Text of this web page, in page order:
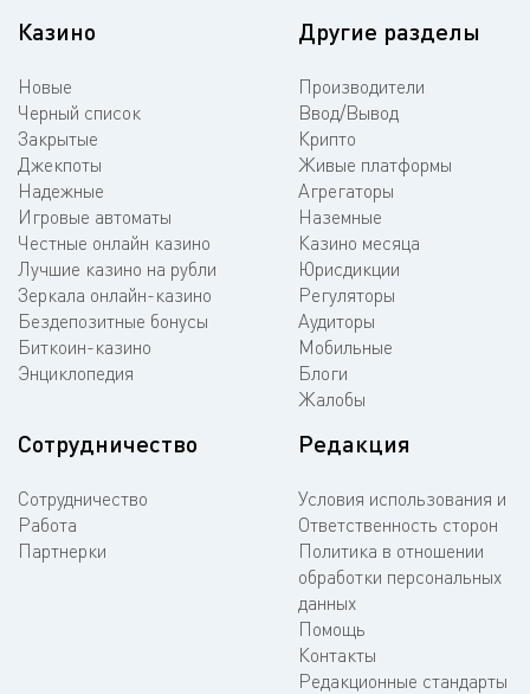
Казино
Новые
Черный список
Закрытые
Джекпоты
Надежные
Игровые автоматы
Честные онлайн казино
Лучшие казино на рубли
Зеркала онлайн-казино
Бездепозитные бонусы
Биткоин-казино
Энциклопедия
Другие разделы
Производители
Ввод/Вывод
Крипто
Живые платформы
Агрегаторы
Наземные
Казино месяца
Юрисдикции
Регуляторы
Аудиторы
Мобильные
Блоги
Жалобы
Сотрудничество
Сотрудничество
Работа
Партнерки
Редакция
Условия использования и
Ответственность сторон
Политика в отношении
обработки персональных
данных
Помощь
Контакты
Редакционные стандарты